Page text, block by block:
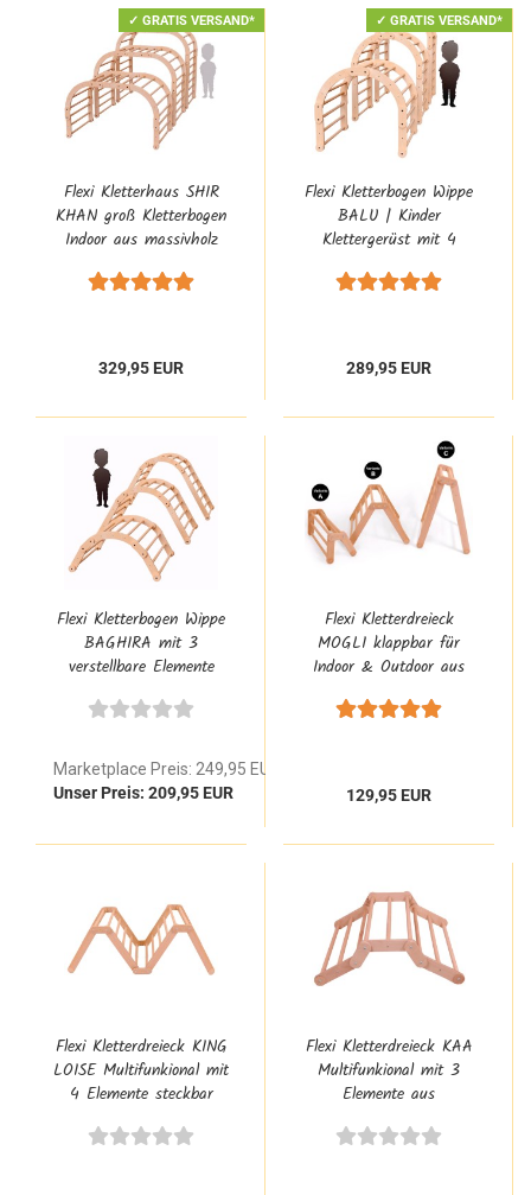
✓ GRATIS VERSAND*
Flexi Kletterhaus SHIR
KHAN groß Kletterbogen
Indoor aus massivholz
329,95 EUR
✓ GRATIS VERSAND*
Flexi Kletterbogen Wippe
BALU | Kinder
Klettergerüst mit 4
289,95 EUR
Flexi Kletterbogen Wippe
BAGHIRA mit 3
verstellbare Elemente
Marketplace Preis: 249,95 EUR
Unser Preis: 209,95 EUR
Flexi Kletterdreieck
MOGLI klappbar für
Indoor & Outdoor aus
129,95 EUR
Flexi Kletterdreieck KING
LOISE Multifunkional mit
4 Elemente steckbar
Flexi Kletterdreieck KAA
Multifunkional mit 3
Elemente aus